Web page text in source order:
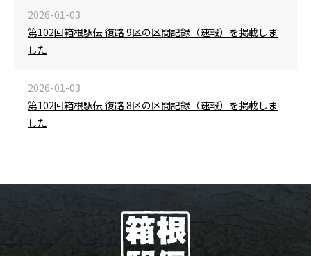
2026-01-03
第102回箱根駅伝 復路 9区の区間記録（速報）を掲載しま
した
2026-01-03
第102回箱根駅伝 復路 8区の区間記録（速報）を掲載しま
した